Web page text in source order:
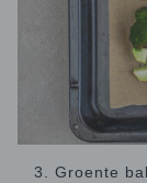
3. Groente